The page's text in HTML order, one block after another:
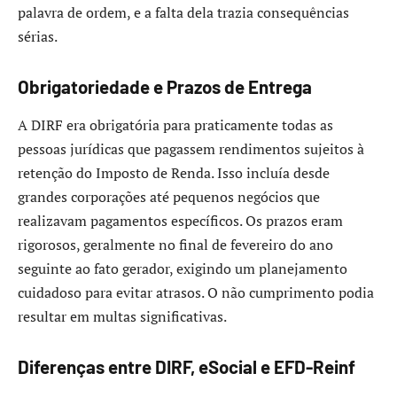
palavra de ordem, e a falta dela trazia consequências
sérias.
Obrigatoriedade e Prazos de Entrega
A DIRF era obrigatória para praticamente todas as
pessoas jurídicas que pagassem rendimentos sujeitos à
retenção do Imposto de Renda. Isso incluía desde
grandes corporações até pequenos negócios que
realizavam pagamentos específicos. Os prazos eram
rigorosos, geralmente no final de fevereiro do ano
seguinte ao fato gerador, exigindo um planejamento
cuidadoso para evitar atrasos. O não cumprimento podia
resultar em multas significativas.
Diferenças entre DIRF, eSocial e EFD-Reinf